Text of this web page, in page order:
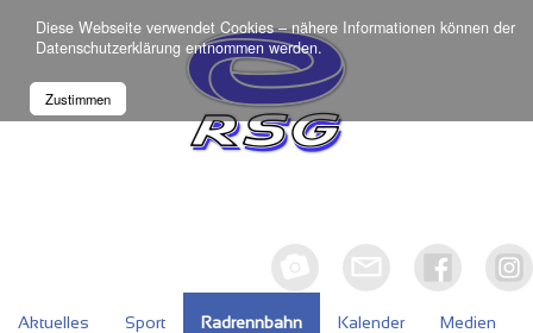
Diese Webseite verwendet Cookies – nähere Informationen können der
Datenschutzerklärung entnommen werden.
Zustimmen
Aktuelles Sport Radrennbahn Kalender Medien